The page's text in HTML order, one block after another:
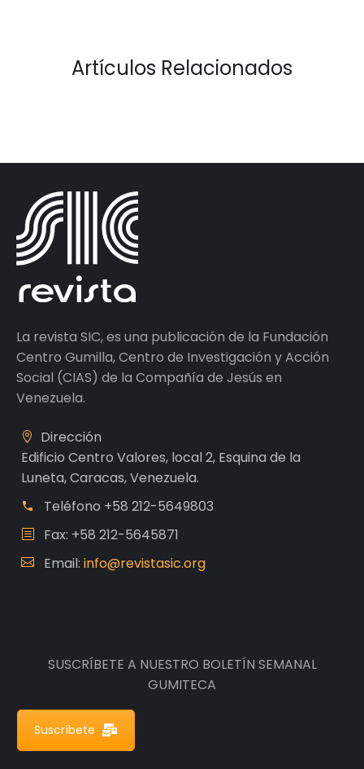
Artículos Relacionados
La revista SIC, es una publicación de la Fundación
Centro Gumilla, Centro de Investigación y Acción
Social (CIAS) de la Compañía de Jesús en
Venezuela.
Dirección
Edificio Centro Valores, local 2, Esquina de la
Luneta, Caracas, Venezuela.
Teléfono +58 212-5649803
Fax: +58 212-5645871
Email: info@revistasic.org
SUSCRÍBETE A NUESTRO BOLETÍN SEMANAL
GUMITECA
Suscríbete